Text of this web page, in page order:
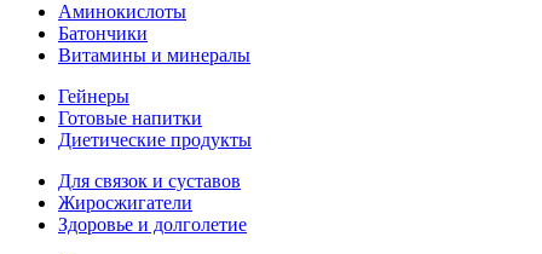
Аминокислоты
Батончики
Витамины и минералы
Гейнеры
Готовые напитки
Диетические продукты
Для связок и суставов
Жиросжигатели
Здоровье и долголетие